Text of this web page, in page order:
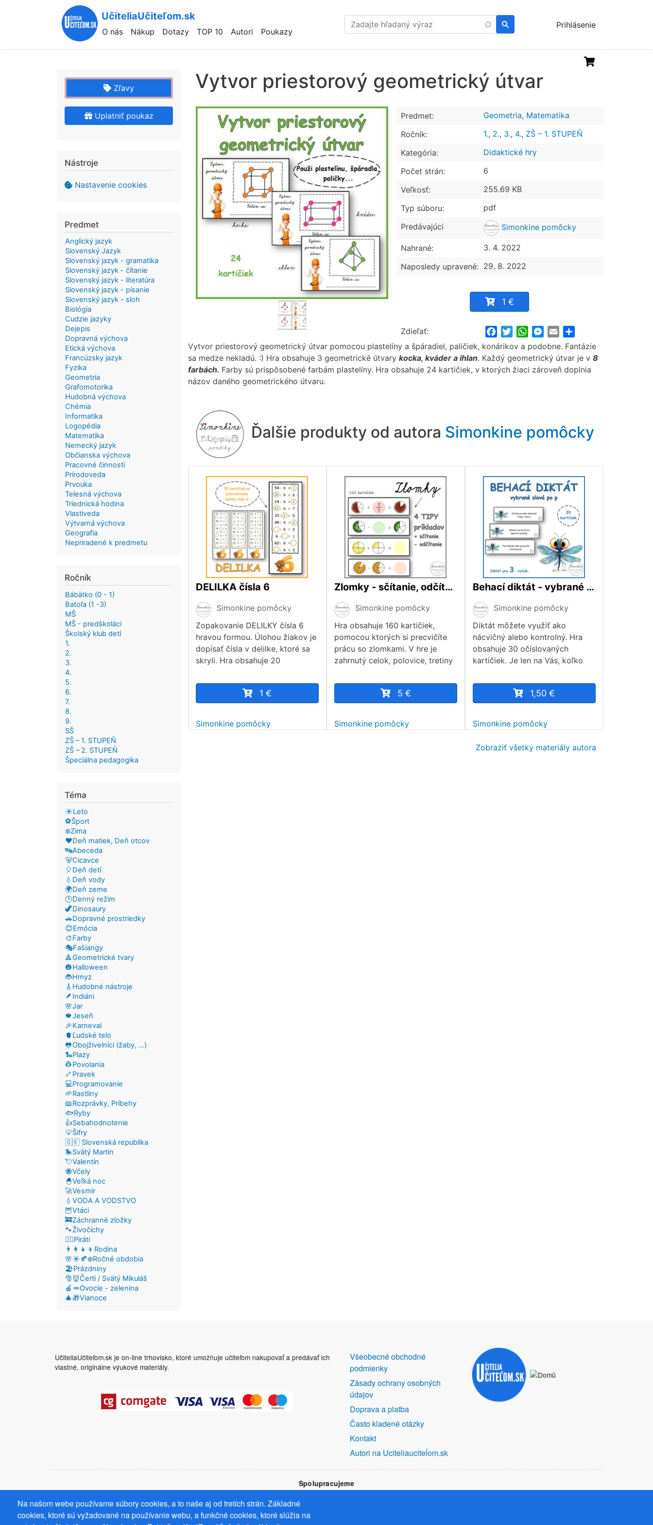
hlavný
UčiteliaUčiteľom.sk
Menu
Prihlásenie
Hlavní
navigace
O nás Nákup Dotazy TOP 10 Autori Poukazy
Vytvor priestorový geometrický útvar
Predmet: Geometria, Matematika
Ročník:
1., 2., 3., 4., ZŠ – 1. STUPEŇ
Kategória:
Didaktické hry
Počet strán:
6
Veľkosť:
255.69 KB
Typ súboru:
pdf
Predávajúci
Simonkine pomôcky
Nahrané:
3. 4. 2022
Naposledy upravené: 29. 8. 2022
1 €
Zdieľať: FacebookTwitterWhatsApp
Messenger
Email
Vytvor priestorový geometrický útvar pomocou plastelíny a špáradiel, paličiek, konárikov a podobne. Fantázie
sa medze nekladú. :) Hra obsahuje 3 geometrické útvary kocka, kváder a ihlan. Každý geometrický útvar je v 8
farbách. Farby sú prispôsobené farbám plastelíny. Hra obsahuje 24 kartičiek, v ktorých žiaci zároveň doplnia
názov daného geometrického útvaru.
Ďalšie produkty od autora Simonkine pomôcky
DELILKA čísla 6
Simonkine pomôcky
Zopakovanie DELILKY čísla 6
hravou formou. Úlohou žiakov je
dopísať čísla v delilke, ktoré sa
skryli. Hra obsahuje 20
1 €
Simonkine pomôcky
Zlomky - sčítanie, odčítanie
Simonkine pomôcky
Hra obsahuje 160 kartičiek,
pomocou ktorých si precvičíte
prácu so zlomkami. V hre je
zahrnutý celok, polovice, tretiny
5 €
Simonkine pomôcky
Behací diktát - vybrané slová po p
Simonkine pomôcky
Diktát môžete využiť ako
nácvičný alebo kontrolný. Hra
obsahuje 30 očíslovaných
kartičiek. Je len na Vás, koľko
1,50 €
Simonkine pomôcky
Zobraziť všetky materiály autora
Zľavy
Uplatniť poukaz
Nástroje
Nastavenie cookies
Predmet
Anglický jazyk
Slovenský Jazyk
Slovenský jazyk - gramatika
Slovenský jazyk - čítanie
Slovenský jazyk - literatúra
Slovenský jazyk - písanie
Slovenský jazyk - sloh
Biológia
Cudzie jazyky
Dejepis
Dopravná výchova
Etická výchova
Francúzsky jazyk
Fyzika
Geometria
Grafomotorika
Hudobná výchova
Chémia
Informatika
Logopédia
Matematika
Nemecký jazyk
Občianska výchova
Pracovné činnosti
Prírodoveda
Prvouka
Telesná výchova
Triednická hodina
Vlastiveda
Výtvarná výchova
Geografia
Nepriradené k predmetu
Ročník
Bábätko (0 - 1)
Batoľa (1 -3)
MŠ
MŠ - predškoláci
Školský klub detí
1.
2.
3.
4.
5.
6.
7.
8.
9.
SŠ
ZŠ – 1. STUPEŇ
ZŠ – 2. STUPEŇ
Špeciálna pedagogika
Téma
☀️Leto
⚽Šport
❄️Zima
❤️Deň matiek, Deň otcov
🔤Abeceda
🐻Cicavce
🎈Deň detí
💧Deň vody
🌍Deň zeme
🕒Denný režim
🦖Dinosaury
🚗Dopravné prostriedky
😊Emócia
🎨Farby
🎭Fašiangy
🔺Geometrické tvary
🎃Halloween
🐞Hmyz
🎸Hudobné nástroje
🪶Indiáni
🌸Jar
🍁Jeseň
🎉Karneval
🫀Ľudské telo
🐸Obojživelníci (žaby, ...)
🐍Plazy
👷Povolania
🦴Pravek
💻Programovanie
🌱Rastliny
📖Rozprávky, Príbehy
🐟Ryby
👍Sebahodnotenie
💡Šifry
🇸🇰 Slovenská republika
🎠Svätý Martin
💘Valentín
🐝Včely
🐣Veľká noc
🚀Vesmír
💧VODA A VODSTVO
🦉Vtáci
🚒Záchranné zložky
🐾Živočíchy
🏴‍☠️Piráti
👨‍👩‍👧‍👦Rodina
🌸☀️🍂❄️Ročné obdobia
🏖️Prázdniny
🎅👹Čerti / Svätý Mikuláš
🍎🥕Ovocie - zelenina
🎄🎁Vianoce
UčiteliaUčiteľom.sk je on-line trhovisko, ktoré umožňuje učiteľom nakupovať a predávať ich
vlastné, originálne výukové materiály.
Na našom webe používame súbory cookies, a to naše aj od tretích strán. Základné
cookies, ktoré sú vyžadované na používanie webu, a funkčné cookies, ktoré slúžia na
DALŠÍ
ODKAZY
Všeobecné obchodné
podmienky
Zásady ochrany osobných
údajov
Doprava a platba
Často kladené otázky
Kontakt
Autori na Uciteliauciteĺom.sk
Spolupracujeme